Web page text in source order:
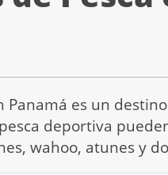
Panamá es un
deportiva
wahoo, atunes y